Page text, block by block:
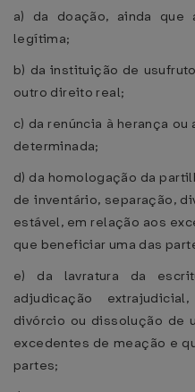
a) da doação, ainda que
legítima;
b) da instituição de
outro direito real;
c) da renúncia à herança
determinada;
d) da homologação da
de inventário, separação,
estável, em relação aos
que beneficiar uma das
e) da lavratura da
adjudicação
divórcio ou dissolução de
excedentes de meação e
partes;